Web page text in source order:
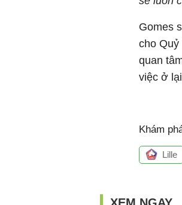
Gomes
cho
quan
việc ở
Khám
Lille